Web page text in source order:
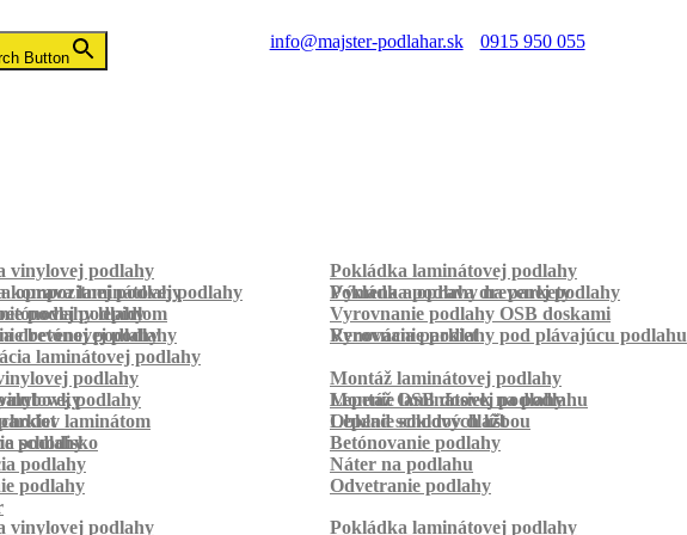
info@majster-podlahar.sk
0915 950 055
Button
vinylovej podlahy Pokládka laminátovej podlahy
kompozitnej podlahy Pokládka podlahy na parkety
oprava laminátovej podlahy Výmena a oprava drevenej podlahy
podlahy
podlahy lepidlom Vyrovnanie podlahy OSB doskami
betónovej podlahy Vyrovnanie podlahy pod plávajúcu podlahu
drevenej podlahy Renovácia parkiet
laminátovej podlahy
podlahy Montáž laminátovej podlahy
Montáž OSB dosiek na podlahu
podlahy Lepenie laminátovej podlahy
Lepenie soklových líšt
laminátom Obklad schodov dlažbou
schodisko
podlahy Betónovanie podlahy
podlahy Náter na podlahu
podlahy Odvetranie podlahy
vinylovej podlahy Pokládka laminátovej podlahy